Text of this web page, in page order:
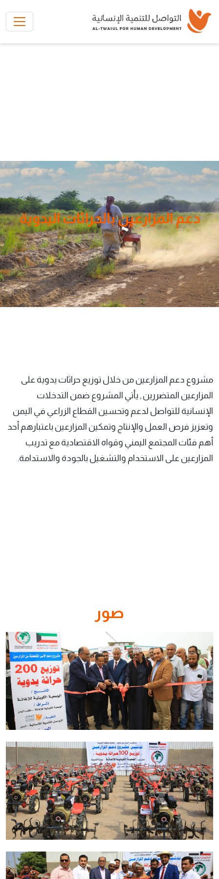
دعم المزارعين بالحراثات اليدوية
مشروع دعم المزارعين من خلال توزيع حراثات يدوية على
المزارعين المتضررين , يأتي المشروع ضمن التدخلات
الإنسانية للتواصل لدعم وتحسين القطاع الزراعي في اليمن
وتعزيز فرص العمل والإنتاج وتمكين المزارعين باعتبارهم أحد
أهم فئات المجتمع اليمني وقواه الاقتصادية مع تدريب
المزارعين على الاستخدام والتشغيل بالجودة والاستدامة.
صور